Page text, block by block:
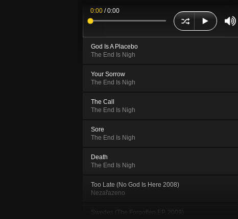
0:00 /0:00
God Is A Placebo
The End Is Nigh
Your Sorrow
The End Is Nigh
The Call
The End Is Nigh
Sore
The End Is Nigh
Death
The End Is Nigh
Too Late (No God Is Here 2008)
Nezařazeno
Swedes (The Forgotten EP, 2009)